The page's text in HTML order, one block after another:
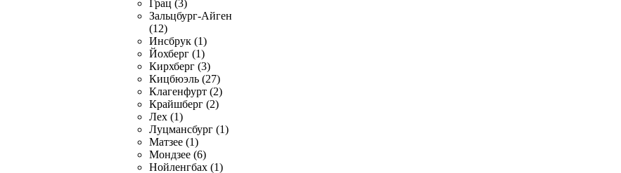
Грац (3)
Зальцбург-Айген
(12)
Инсбрук (1)
Йохберг (1)
Кирхберг (3)
Кицбюэль (27)
Клагенфурт (2)
Крайшберг (2)
Лех (1)
Луцмансбург (1)
Матзее (1)
Мондзее (6)
Нойленгбах (1)